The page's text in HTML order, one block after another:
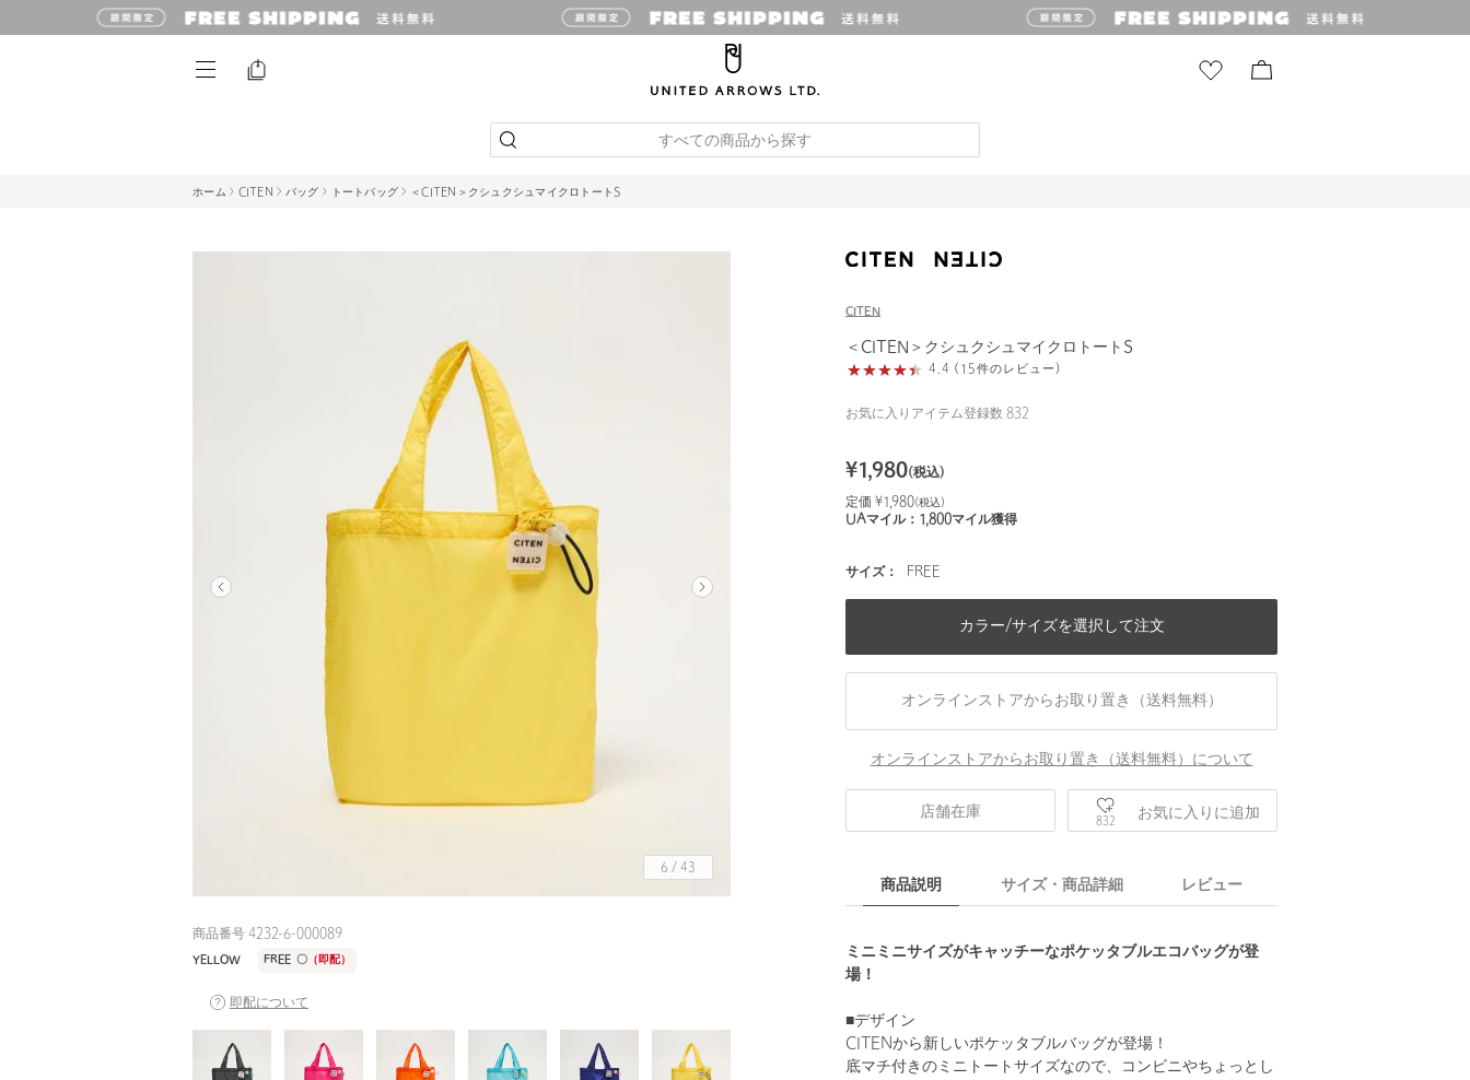
すべての商品から探す
ホーム CITEN バッグ トートバッグ ＜CITEN＞クシュクシュマイクロトートS
6 / 43
商品番号 4232-6-000089
YELLOW FREE 〇（即配）
即配について
CITEN
＜CITEN＞クシュクシュマイクロトートS
4.4 (15件のレビュー)
お気に入りアイテム登録数 832
¥1,980(税込)
定価 ¥1,980(税込)
UAマイル： 1,800マイル獲得
サイズ： FREE
カラー/サイズを選択して注文
オンラインストアからお取り置き（送料無料）
オンラインストアからお取り置き（送料無料）について
店舗在庫
832 お気に入りに追加
商品説明 サイズ・商品詳細 レビュー
ミニミニサイズがキャッチーなポケッタブルエコバッグが登
場！
■デザイン
CITENから新しいポケッタブルバッグが登場！
底マチ付きのミニトートサイズなので、コンビニやちょっとし